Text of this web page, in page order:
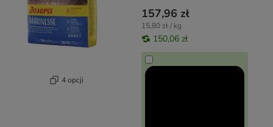
4 opcji
157,96 zł
15,80 zł / kg
150,06 zł